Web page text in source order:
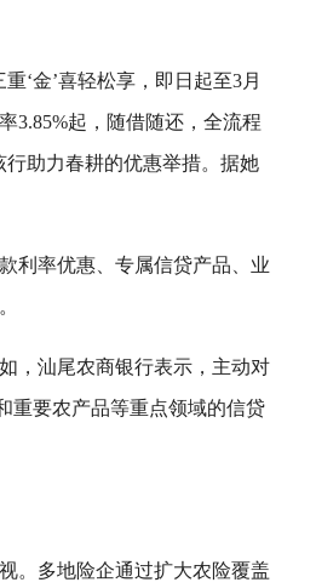
‘金’喜轻松享，即日起至3月
3.85%起，随借随还，全流程
助力春耕的优惠举措。据她
利率优惠、专属信贷产品、业
，汕尾农商银行表示，主动对
重要农产品等重点领域的信贷
。多地险企通过扩大农险覆盖